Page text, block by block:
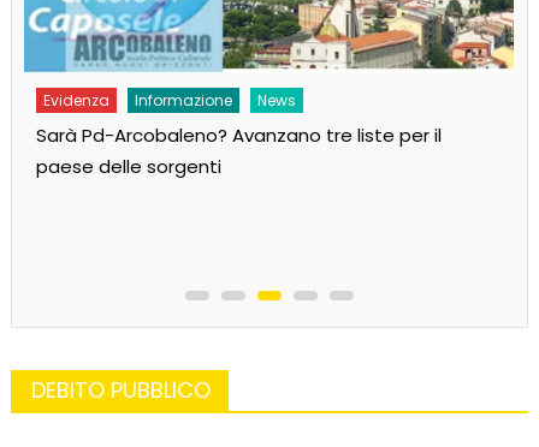
Evidenza Informazione News
Sarà Pd-Arcobaleno? Avanzano tre liste per il
paese delle sorgenti
DEBITO PUBBLICO